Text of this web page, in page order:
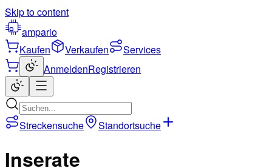
Skip to content
ampario
Kaufen
Verkaufen
Services
AnmeldenRegistrieren
Streckensuche Standortsuche
Inserate